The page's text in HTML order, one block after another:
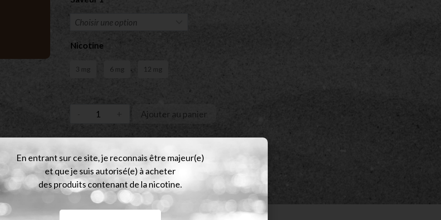
Nicotine
3 mg 6 mg 12 mg
Ajouter au panier
En entrant sur ce site, je reconnais être majeur(e)
et que je suis autorisé(e) à acheter
des produits contenant de la nicotine.